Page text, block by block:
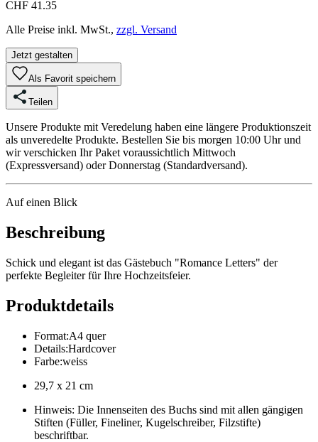
CHF 41.35
Alle Preise inkl. MwSt., zzgl. Versand
Jetzt gestalten
Als Favorit speichern
Teilen
Unsere Produkte mit Veredelung haben eine längere Produktionszeit
als unveredelte Produkte. Bestellen Sie bis morgen 10:00 Uhr und
wir verschicken Ihr Paket voraussichtlich Mittwoch
(Expressversand) oder Donnerstag (Standardversand).
Auf einen Blick
Beschreibung
Schick und elegant ist das Gästebuch "Romance Letters" der
perfekte Begleiter für Ihre Hochzeitsfeier.
Produktdetails
Format:A4 quer
Details:Hardcover
Farbe:weiss
29,7 x 21 cm
Hinweis: Die Innenseiten des Buchs sind mit allen gängigen
Stiften (Füller, Fineliner, Kugelschreiber, Filzstifte)
beschriftbar.